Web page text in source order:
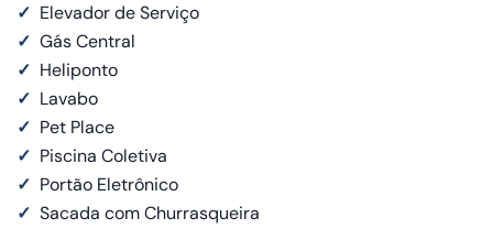
✓ Elevador de Serviço
✓ Gás Central
✓ Heliponto
✓ Lavabo
✓ Pet Place
✓ Piscina Coletiva
✓ Portão Eletrônico
✓ Sacada com Churrasqueira